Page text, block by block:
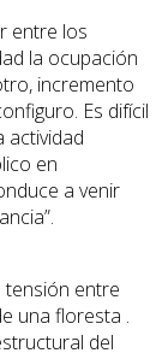
entre los
la ocupación
incremento
Es difícil
actividad
en
a venir
tensión entre
una floresta .
del